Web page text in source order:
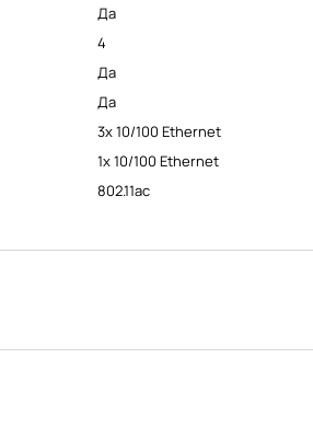
Да
4
Да
Да
3x 10/100 Ethernet
1x 10/100 Ethernet
802.11ac